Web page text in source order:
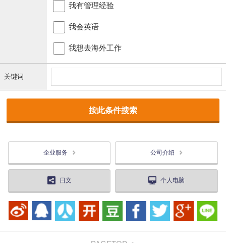
我有管理经验
我会英语
我想去海外工作
关键词
企业服务 公司介绍
日文 个人电脑